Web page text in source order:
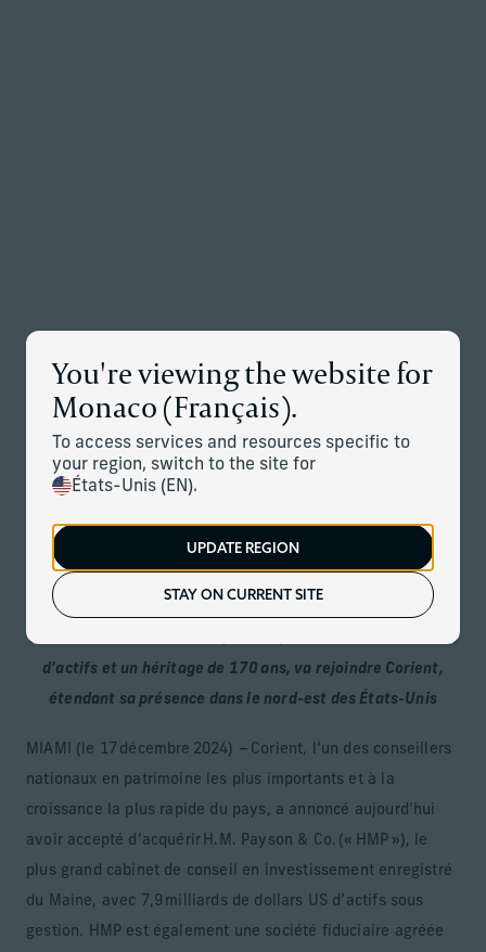
You're viewing the website for
Monaco (Français).
To access services and resources specific to
your region, switch to the site for
États-Unis (EN).
UPDATE REGION
STAY ON CURRENT SITE
Corient va Acquérir H.M. Payson,
le Plus Grand Conseiller en
Investissement Enregistré du
Maine
Télécharger
Un cabinet situé à Portland, avec 7,9 milliards de dollars US
d’actifs et un héritage de 170 ans, va rejoindre Corient,
étendant sa présence dans le nord-est des États-Unis
MIAMI (le 17 décembre 2024) – Corient, l’un des conseillers
nationaux en patrimoine les plus importants et à la
croissance la plus rapide du pays, a annoncé aujourd’hui
avoir accepté d’acquérir H.M. Payson & Co. (« HMP »), le
plus grand cabinet de conseil en investissement enregistré
du Maine, avec 7,9 milliards de dollars US d’actifs sous
gestion. HMP est également une société fiduciaire agréée